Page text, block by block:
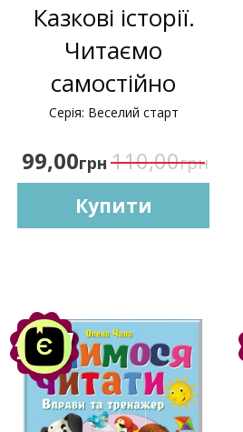
Казкові історії.
Читаємо
самостійно
Серія: Веселий старт
99,00грн 110,00грн
Купити
Акція
-10%